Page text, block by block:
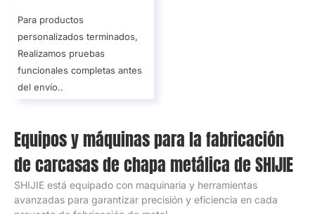
Para productos
personalizados terminados,
Realizamos pruebas
funcionales completas antes
del envío..
Opciones de materiales para sus
gabinetes/cajas/gabinetes de chapa
metálica
SHIJIE ofrece una selección de materiales de alta calidad